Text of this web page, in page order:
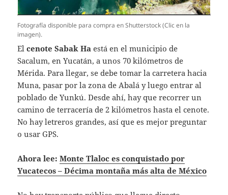
Fotografía disponible para compra en Shutterstock (Clic en la
imagen).
Elcenote Sabak Ha está en el municipio de
Sacalum, en Yucatán, a unos 70 kilómetros de
Mérida. Para llegar, se debe tomar la carretera hacia
Muna, pasar por la zona de Abalá y luego entrar al
poblado de Yunkú. Desde ahí, hay que recorrer un
camino de terracería de 2 kilómetros hasta el cenote.
No hay letreros grandes, así que es mejor preguntar
o usar GPS.
Ahora lee:Monte Tlaloc es conquistado por
Yucatecos – Décima montaña más alta de México